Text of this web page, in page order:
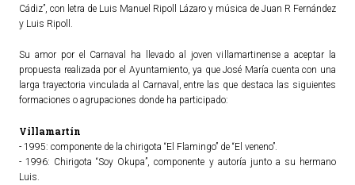
Noticias
Cádiz”, con letra de Luis Manuel Ripoll Lázaro y música de Juan R Fernández
y Luis Ripoll.
Su amor por el Carnaval ha llevado al joven villamartinense a aceptar la
propuesta realizada por el Ayuntamiento, ya que José María cuenta con una
larga trayectoria vinculada al Carnaval, entre las que destaca las siguientes
formaciones o agrupaciones donde ha participado:
Villamartín
- 1995: componente de la chirigota “El Flamingo” de “El veneno”.
- 1996: Chirigota “Soy Okupa”, componente y autoría junto a su hermano
Luis.